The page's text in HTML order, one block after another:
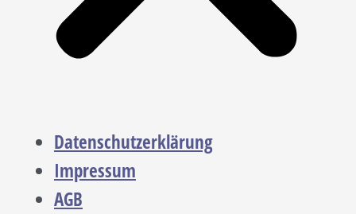
Datenschutzerklärung
Impressum
AGB